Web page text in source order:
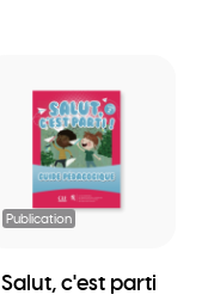
Publication
Salut, c'est parti